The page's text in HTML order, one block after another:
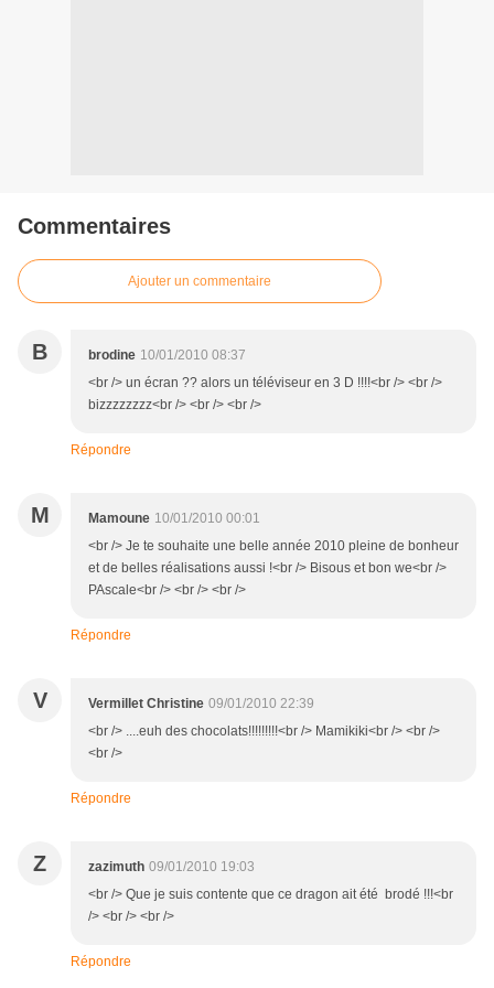
Commentaires
Ajouter un commentaire
B brodine 10/01/2010 08:37
<br /> un écran ?? alors un téléviseur en 3 D !!!!<br /> <br />
bizzzzzzzz<br /> <br /> <br />
Répondre
M Mamoune 10/01/2010 00:01
<br /> Je te souhaite une belle année 2010 pleine de bonheur
et de belles réalisations aussi !<br /> Bisous et bon we<br />
PAscale<br /> <br /> <br />
Répondre
V Vermillet Christine 09/01/2010 22:39
<br /> ....euh des chocolats!!!!!!!!!<br /> Mamikiki<br /> <br />
<br />
Répondre
Z zazimuth 09/01/2010 19:03
<br /> Que je suis contente que ce dragon ait été brodé !!!<br
/> <br /> <br />
Répondre